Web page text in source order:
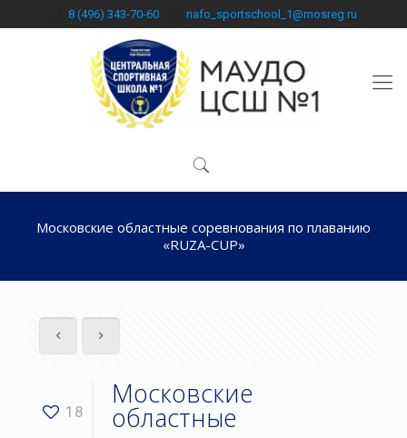
8 (496) 343-70-60 nafo_sportschool_1@mosreg.ru
Московские областные соревнования по плаванию
«RUZA-CUP»
18
Московские
областные